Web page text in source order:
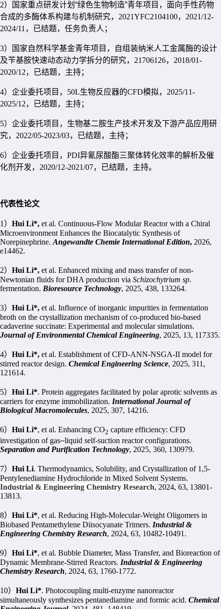
2）国家重点研发计划“绿色生物制造”青年项目，面向手性药物
合成的多酶体系构建与机制研究， 2021YFC2104100， 2021/12-
2024/11 ，已结题，任务负责人；
3）国家自然科学基金青年项目，自组装纳米人工金属酶的设计
及苄基胺快速动态动力学拆分的研究， 21706126， 2018/01-
2020/12，已结题，主持；
4）企业委托项目， 50L生物反应器的CFD模拟， 2025/11-
2025/12，已结题，主持；
5）企业委托项目，生物基二胺生产技术开发及下游产品应用研
究， 2022/05-2023/03，已结题，主持；
6）企业委托项目， PDI异氰尿酸酯三聚体转化效率的解析及催
化剂开发， 2020/12-2021/07，已结题，主持。
代表性论文
1 ） Hui Li*, et al. Continuous-Flow Modular Reactor with a Chiral
Microenvironment Enhances the Biocatalytic Synthesis of
Norepinephrine. Angewandte Chemie International Edition, 2026,
e14462.
2） Hui Li*, et al. Enhanced mixing and mass transfer of non-
Newtonian fluids for DHA production via Schizochytrium sp.
fermentation. Bioresource Technology, 2025, 438, 133264.
3） Hui Li*, et al. Influence of inorganic impurities in fermentation
broth on the crystallization mechanism of co-produced bio-based
cadaverine succinate: Experimental and molecular simulations.
Journal of Environmental Chemical Engineering, 2025, 13, 117335.
4） Hui Li*, et al. Establishment of CFD-ANN-NSGA-II model for
stirred reactor design. Chemical Engineering Science, 2025, 311,
121614.
5） Hui Li*. Protein aggregates facilitated by polar aprotic solvents as
carriers for enzyme immobilization. International Journal of
Biological Macromolecules, 2025, 307, 14216.
6） Hui Li*, et al. Enhancing CO2 capture efficiency: CFD
investigation of gas–liquid self-suction reactor configurations.
Separation and Purification Technology, 2025, 360, 130979.
7） Hui Li. Thermodynamics, Solubility, and Crystallization of 1,5-
Pentylenediamine Hydrochloride in Mixed Solvent Systems.
Industrial & Engineering Chemistry Research, 2024, 63, 13801-
13813.
8） Hui Li*, et al. Reducing High-Molecular-Weight Oligomers in
Biobased Pentamethylene Diisocyanate Trimers. Industrial &
Engineering Chemistry Research, 2024, 63, 10482-10491.
9） Hui Li*, et al. Bubble Diameter, Mass Transfer, and Bioreaction of
Dynamic Membrane-Stirred Reactors. Industrial & Engineering
Chemistry Research, 2024, 63, 1760-1772.
10） Hui Li*. Photocoupling multi-enzyme nanoreactor
simultaneously synthesizes pentanediamine and formic acid. Chemical